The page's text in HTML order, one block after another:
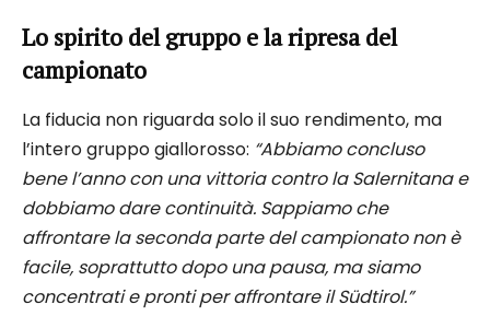
Lo spirito del gruppo e la ripresa del
campionato
La fiducia non riguarda solo il suo rendimento, ma
l’intero gruppo giallorosso: “Abbiamo concluso
bene l’anno con una vittoria contro la Salernitana e
dobbiamo dare continuità. Sappiamo che
affrontare la seconda parte del campionato non è
facile, soprattutto dopo una pausa, ma siamo
concentrati e pronti per affrontare il Südtirol.”